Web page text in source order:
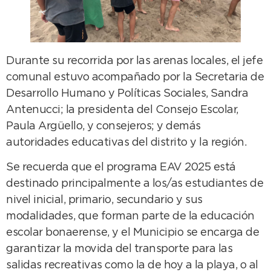
Durante su recorrida por las arenas locales, el jefe
comunal estuvo acompañado por la Secretaria de
Desarrollo Humano y Políticas Sociales, Sandra
Antenucci; la presidenta del Consejo Escolar,
Paula Argüello, y consejeros; y demás
autoridades educativas del distrito y la región.
Se recuerda que el programa EAV 2025 está
destinado principalmente a los/as estudiantes de
nivel inicial, primario, secundario y sus
modalidades, que forman parte de la educación
escolar bonaerense, y el Municipio se encarga de
garantizar la movida del transporte para las
salidas recreativas como la de hoy a la playa, o al